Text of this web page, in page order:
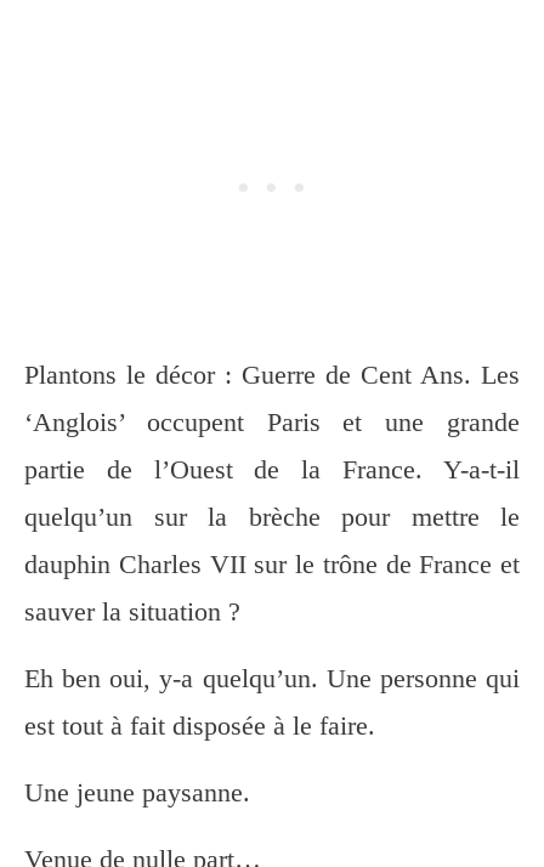
Plantons le décor : Guerre de Cent Ans. Les
‘Anglois’ occupent Paris et une grande
partie de l’Ouest de la France. Y-a-t-il
quelqu’un sur la brèche pour mettre le
dauphin Charles VII sur le trône de France et
sauver la situation ?
Eh ben oui, y-a quelqu’un. Une personne qui
est tout à fait disposée à le faire.
Une jeune paysanne.
Venue de nulle part…